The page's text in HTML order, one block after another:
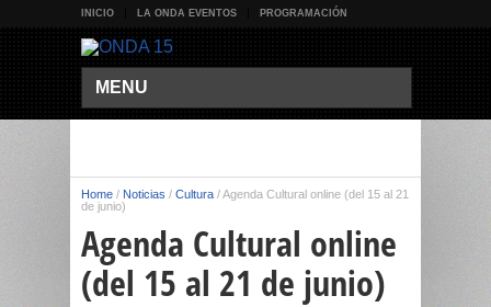
INICIO LA ONDA EVENTOS PROGRAMACIÓN
MENU
Home / Noticias / Cultura /Agenda Cultural online (del 15 al 21
de junio)
Agenda Cultural online
(del 15 al 21 de junio)